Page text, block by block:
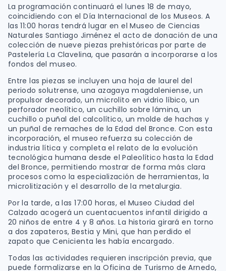
La programación continuará el lunes 18 de mayo,
coincidiendo con el Día Internacional de los Museos. A
las 11:00 horas tendrá lugar en el Museo de Ciencias
Naturales Santiago Jiménez el acto de donación de una
colección de nueve piezas prehistóricas por parte de
Pastelería La Clavelina, que pasarán a incorporarse a los
fondos del museo.
Entre las piezas se incluyen una hoja de laurel del
periodo solutrense, una azagaya magdaleniense, un
propulsor decorado, un microlito en vidrio líbico, un
perforador neolítico, un cuchillo sobre lámina, un
cuchillo o puñal del calcolítico, un molde de hachas y
un puñal de remaches de la Edad del Bronce. Con esta
incorporación, el museo refuerza su colección de
industria lítica y completa el relato de la evolución
tecnológica humana desde el Paleolítico hasta la Edad
del Bronce, permitiendo mostrar de forma más clara
procesos como la especialización de herramientas, la
microlitización y el desarrollo de la metalurgia.
Por la tarde, a las 17:00 horas, el Museo Ciudad del
Calzado acogerá un cuentacuentos infantil dirigido a
20 niños de entre 4 y 8 años. La historia girará en torno
a dos zapateros, Bestia y Mini, que han perdido el
zapato que Cenicienta les había encargado.
Todas las actividades requieren inscripción previa, que
puede formalizarse en la Oficina de Turismo de Arnedo,